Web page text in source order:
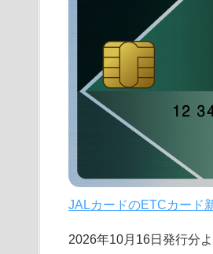
JALカードのETCカード
2026年10月16日発行分